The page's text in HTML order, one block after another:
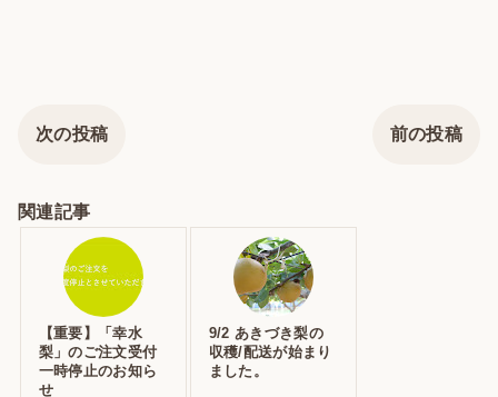
次の投稿 前の投稿
関連記事
【重要】「幸水
梨」のご注文受付
一時停止のお知ら
せ
9/2 あきづき梨の
収穫/配送が始まり
ました。